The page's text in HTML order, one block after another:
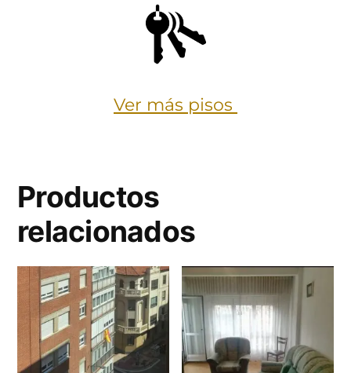
Ver más pisos
Productos
relacionados